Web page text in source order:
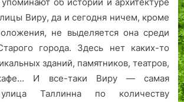
Виру, да и сегодня ничем, кроме
не выделяется она среди
города. Здесь нет каких-то
зданий, памятников, театров,
кафе… И все-таки Виру — самая
Таллинна по количеству